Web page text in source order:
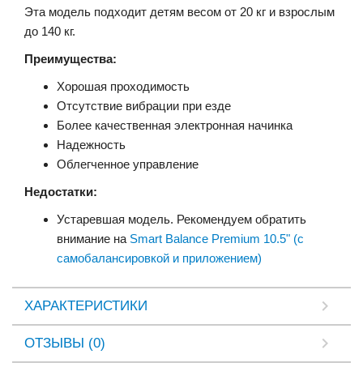
Эта модель подходит детям весом от 20 кг и взрослым
до 140 кг.
Преимущества:
Хорошая проходимость
Отсутствие вибрации при езде
Более качественная электронная начинка
Надежность
Облегченное управление
Недостатки:
Устаревшая модель. Рекомендуем обратить
внимание на Smart Balance Premium 10.5" (с
самобалансировкой и приложением)
ХАРАКТЕРИСТИКИ
ОТЗЫВЫ (0)